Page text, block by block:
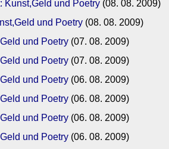
Kunst,Geld und Poetry (08. 08. 2009)
und Poetry (08. 08. 2009)
und Poetry (07. 08. 2009)
und Poetry (07. 08. 2009)
und Poetry (06. 08. 2009)
und Poetry (06. 08. 2009)
und Poetry (06. 08. 2009)
und Poetry (06. 08. 2009)